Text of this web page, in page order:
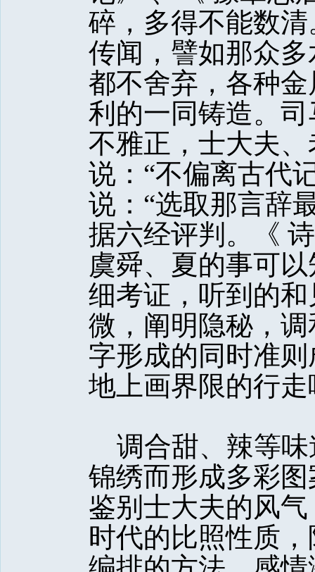
碎，多得不能数
传闻，譬如那众
都不舍弃，各种
利的一同铸造。
不雅正，士大夫
说：“不偏离古代
说：“选取那言辞
据六经评判。《
虞舜、夏的事可
细考证，听到的
微，阐明隐秘，
字形成的同时准
地上画界限的行走
调合甜、辣等味
锦绣而形成多彩
鉴别士大夫的风
时代的比照性质